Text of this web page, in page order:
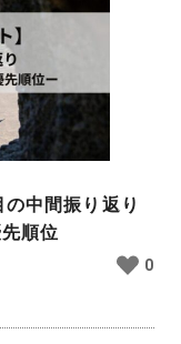
の中間振り返り
順位
0